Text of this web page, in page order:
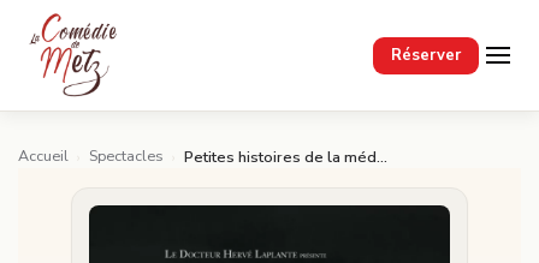
Réserver
Passer au contenu principal
Accueil Spectacles Petites histoires de la médecine